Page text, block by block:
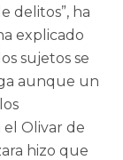
delitos”, ha
explicado
sujetos se
aunque un
Olivar de
hizo que